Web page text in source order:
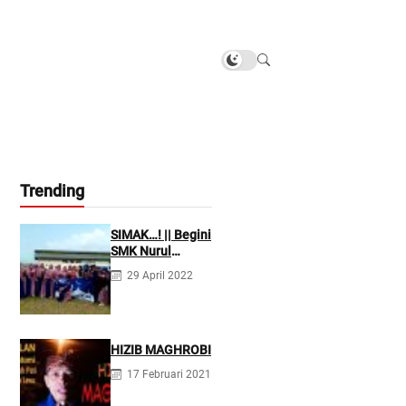
Trending
SIMAK…! || Begini
SMK Nurul
Firdaus
Mengarahkan
Kefarmasian
yang Profesional
29 April 2022
HIZIB MAGHROBI
17 Februari 2021